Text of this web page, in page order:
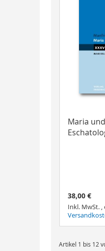
Maria
38,00 €
Inkl. MwSt.,
Artikel 1 bis 12